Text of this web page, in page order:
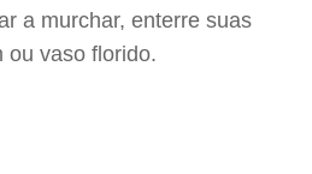
a murchar, enterre suas
ou vaso florido.